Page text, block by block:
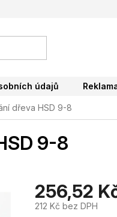
údajů
dřeva HSD 9-8
9-8
256,52
212 Kč bez DPH